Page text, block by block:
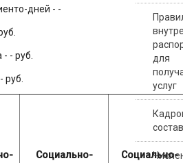
дней - -
- руб.
руб.
Социально-
Социально-
для
услуг